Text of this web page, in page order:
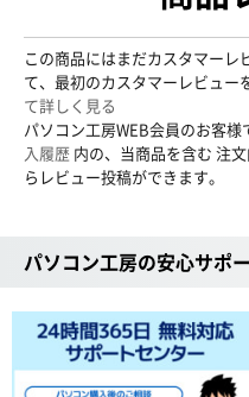
この商品にはまだカスタマーレ
て、最初のカスタマーレビュー
て詳しく見る
パソコン工房WEB会員のお客
入履歴 内の、当商品を含む 注
らレビュー投稿ができます。
パソコン工房の安心サポ